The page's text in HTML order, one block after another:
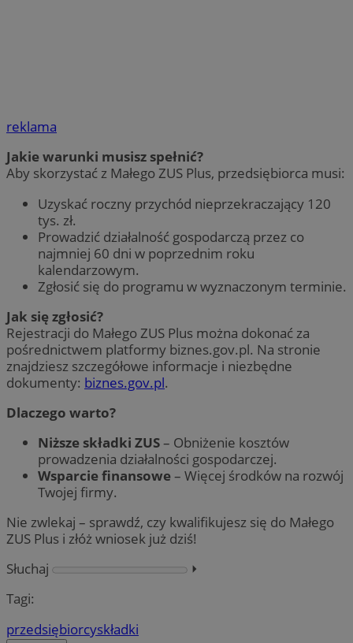
reklama
Jakie warunki musisz spełnić?
Aby skorzystać z Małego ZUS Plus, przedsiębiorca musi:
Uzyskać roczny przychód nieprzekraczający 120
tys. zł.
Prowadzić działalność gospodarczą przez co
najmniej 60 dni w poprzednim roku
kalendarzowym.
Zgłosić się do programu w wyznaczonym terminie.
Jak się zgłosić?
Rejestracji do Małego ZUS Plus można dokonać za
pośrednictwem platformy biznes.gov.pl. Na stronie
znajdziesz szczegółowe informacje i niezbędne
dokumenty: biznes.gov.pl.
Dlaczego warto?
Niższe składki ZUS– Obniżenie kosztów
prowadzenia działalności gospodarczej.
Wsparcie finansowe– Więcej środków na rozwój
Twojej firmy.
Nie zwlekaj – sprawdź, czy kwalifikujesz się do Małego
ZUS Plus i złóż wniosek już dziś!
Słuchaj
⏵︎
Tagi:
przedsiębiorcyskładki